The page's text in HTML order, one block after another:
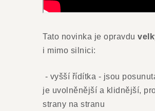
Tato novinka je opravdu
i mimo silnici:
- vyšší řídítka - jsou
je uvolněnější a klidnější,
strany na stranu